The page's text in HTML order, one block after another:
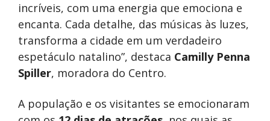
incríveis, com uma energia que emociona e
encanta. Cada detalhe, das músicas às luzes,
transforma a cidade em um verdadeiro
espetáculo natalino”, destaca Camilly Penna
Spiller, moradora do Centro.
A população e os visitantes se emocionaram